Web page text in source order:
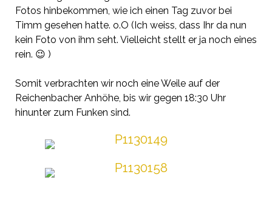
Fotos hinbekommen, wie ich einen Tag zuvor bei
Timm gesehen hatte. o.O (Ich weiss, dass Ihr da nun
kein Foto von ihm seht. Vielleicht stellt er ja noch eines
rein. 😉 )
Somit verbrachten wir noch eine Weile auf der
Reichenbacher Anhöhe, bis wir gegen 18:30 Uhr
hinunter zum Funken sind.